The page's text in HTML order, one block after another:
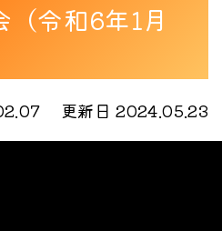
令和6年1月
更新日 2024.05.23